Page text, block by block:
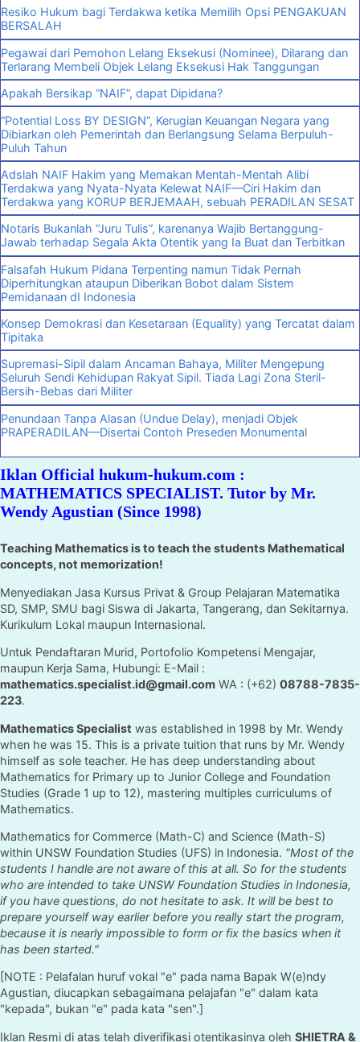
Resiko Hukum bagi Terdakwa ketika Memilih Opsi PENGAKUAN
BERSALAH
Pegawai dari Pemohon Lelang Eksekusi (Nominee), Dilarang dan
Terlarang Membeli Objek Lelang Eksekusi Hak Tanggungan
Apakah Bersikap “NAIF”, dapat Dipidana?
“Potential Loss BY DESIGN”, Kerugian Keuangan Negara yang
Dibiarkan oleh Pemerintah dan Berlangsung Selama Berpuluh-
Puluh Tahun
Adslah NAIF Hakim yang Memakan Mentah-Mentah Alibi
Terdakwa yang Nyata-Nyata Kelewat NAIF—Ciri Hakim dan
Terdakwa yang KORUP BERJEMAAH, sebuah PERADILAN SESAT
Notaris Bukanlah “Juru Tulis”, karenanya Wajib Bertanggung-
Jawab terhadap Segala Akta Otentik yang Ia Buat dan Terbitkan
Falsafah Hukum Pidana Terpenting namun Tidak Pernah
Diperhitungkan ataupun Diberikan Bobot dalam Sistem
Pemidanaan dI Indonesia
Konsep Demokrasi dan Kesetaraan (Equality) yang Tercatat dalam
Tipitaka
Supremasi-Sipil dalam Ancaman Bahaya, Militer Mengepung
Seluruh Sendi Kehidupan Rakyat Sipil. Tiada Lagi Zona Steril-
Bersih-Bebas dari Militer
Penundaan Tanpa Alasan (Undue Delay), menjadi Objek
PRAPERADILAN—Disertai Contoh Preseden Monumental
Iklan Official hukum-hukum.com :
MATHEMATICS SPECIALIST. Tutor by Mr.
Wendy Agustian (Since 1998)
Teaching Mathematics is to teach the students Mathematical
concepts, not memorization!
Menyediakan Jasa Kursus Privat & Group Pelajaran Matematika
SD, SMP, SMU bagi Siswa di Jakarta, Tangerang, dan Sekitarnya.
Kurikulum Lokal maupun Internasional.
Untuk Pendaftaran Murid, Portofolio Kompetensi Mengajar,
maupun Kerja Sama, Hubungi: E-Mail :
mathematics.specialist.id@gmail.com WA : (+62) 08788-7835-
223.
Mathematics Specialist was established in 1998 by Mr. Wendy
when he was 15. This is a private tuition that runs by Mr. Wendy
himself as sole teacher. He has deep understanding about
Mathematics for Primary up to Junior College and Foundation
Studies (Grade 1 up to 12), mastering multiples curriculums of
Mathematics.
Mathematics for Commerce (Math-C) and Science (Math-S)
within UNSW Foundation Studies (UFS) in Indonesia. "Most of the
students I handle are not aware of this at all. So for the students
who are intended to take UNSW Foundation Studies in Indonesia,
if you have questions, do not hesitate to ask. It will be best to
prepare yourself way earlier before you really start the program,
because it is nearly impossible to form or fix the basics when it
has been started."
[NOTE : Pelafalan huruf vokal "e" pada nama Bapak W(e)ndy
Agustian, diucapkan sebagaimana pelajafan "e" dalam kata
"kepada", bukan "e" pada kata "sen".]
Iklan Resmi di atas telah diverifikasi otentikasinya oleh SHIETRA &